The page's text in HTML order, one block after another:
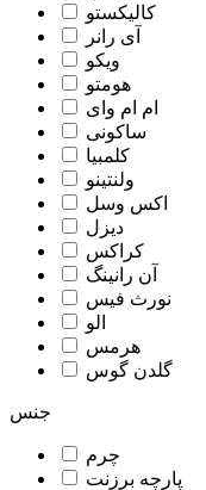
کالیکستو
آی رانر
ویکو
هومتو
ام ام وای
ساکونی
کلمبیا
ولنتینو
اکس وسل
دیزل
کراکس
آن رانینگ
نورث فیس
الو
هرمس
گلدن گوس
جنس
چرم
پارچه برزنت